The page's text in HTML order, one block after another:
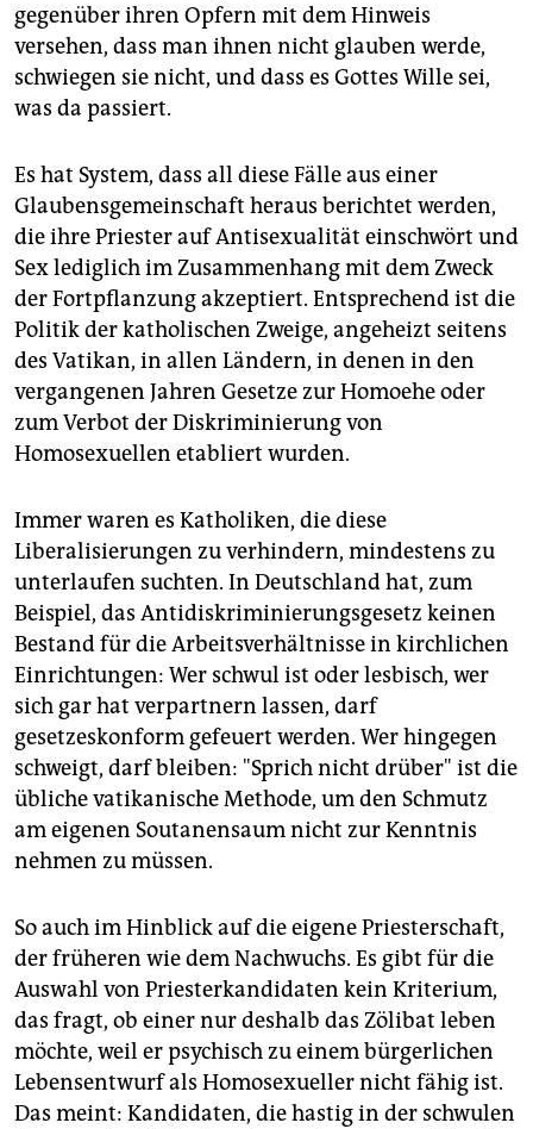
gegenüber ihren Opfern mit dem Hinweis
versehen, dass man ihnen nicht glauben werde,
schwiegen sie nicht, und dass es Gottes Wille sei,
was da passiert.
Es hat System, dass all diese Fälle aus einer
Glaubensgemeinschaft heraus berichtet werden,
die ihre Priester auf Antisexualität einschwört und
Sex lediglich im Zusammenhang mit dem Zweck
der Fortpflanzung akzeptiert. Entsprechend ist die
Politik der katholischen Zweige, angeheizt seitens
des Vatikan, in allen Ländern, in denen in den
vergangenen Jahren Gesetze zur Homoehe oder
zum Verbot der Diskriminierung von
Homosexuellen etabliert wurden.
Immer waren es Katholiken, die diese
Liberalisierungen zu verhindern, mindestens zu
unterlaufen suchten. In Deutschland hat, zum
Beispiel, das Antidiskriminierungsgesetz keinen
Bestand für die Arbeitsverhältnisse in kirchlichen
Einrichtungen: Wer schwul ist oder lesbisch, wer
sich gar hat verpartnern lassen, darf
gesetzeskonform gefeuert werden. Wer hingegen
schweigt, darf bleiben: "Sprich nicht drüber" ist die
übliche vatikanische Methode, um den Schmutz
am eigenen Soutanensaum nicht zur Kenntnis
nehmen zu müssen.
So auch im Hinblick auf die eigene Priesterschaft,
der früheren wie dem Nachwuchs. Es gibt für die
Auswahl von Priesterkandidaten kein Kriterium,
das fragt, ob einer nur deshalb das Zölibat leben
möchte, weil er psychisch zu einem bürgerlichen
Lebensentwurf als Homosexueller nicht fähig ist.
Das meint: Kandidaten, die hastig in der schwulen